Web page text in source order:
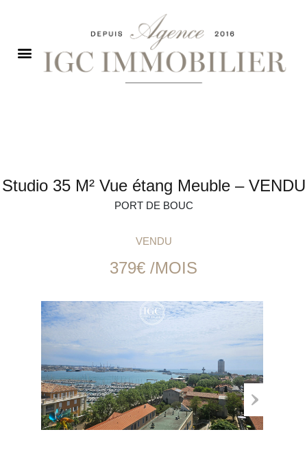
Studio 35 M² Vue étang Meuble – VENDU
PORT DE BOUC
VENDU
379€ /MOIS